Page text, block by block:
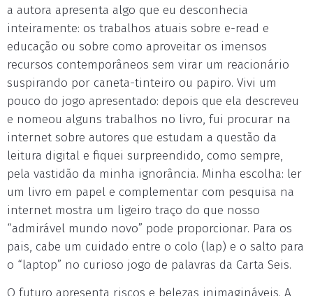
a autora apresenta algo que eu desconhecia
inteiramente: os trabalhos atuais sobre e-read e
educação ou sobre como aproveitar os imensos
recursos contemporâneos sem virar um reacionário
suspirando por caneta-tinteiro ou papiro. Vivi um
pouco do jogo apresentado: depois que ela descreveu
e nomeou alguns trabalhos no livro, fui procurar na
internet sobre autores que estudam a questão da
leitura digital e fiquei surpreendido, como sempre,
pela vastidão da minha ignorância. Minha escolha: ler
um livro em papel e complementar com pesquisa na
internet mostra um ligeiro traço do que nosso
“admirável mundo novo” pode proporcionar. Para os
pais, cabe um cuidado entre o colo (lap) e o salto para
o “laptop” no curioso jogo de palavras da Carta Seis.
O futuro apresenta riscos e belezas inimagináveis. A